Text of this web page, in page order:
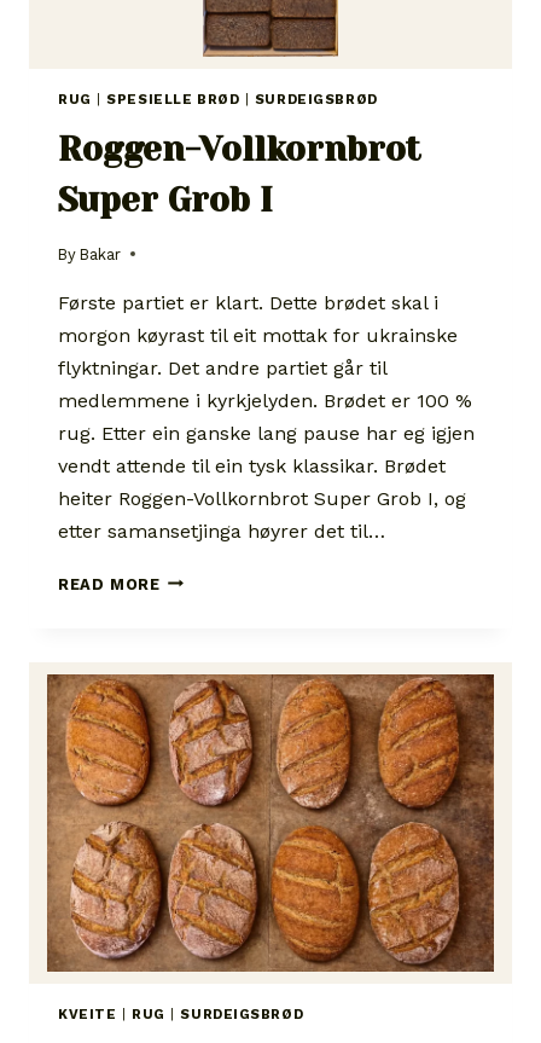
RUG |SPESIELLE BRØD SURDEIGSBRØD
Roggen-Vollkornbrot
Super Grob I
By Bakar
Første partiet er klart. Dette brødet skal i
morgon køyrast til eit mottak for ukrainske
flyktningar. Det andre partiet går til
medlemmene i kyrkjelyden. Brødet er 100 %
rug. Etter ein ganske lang pause har eg igjen
vendt attende til ein tysk klassikar. Brødet
heiter Roggen-Vollkornbrot Super Grob I, og
etter samansetjinga høyrer det til…
READ MOREROGGEN-
I
KVEITE RUG |SURDEIGSBRØD